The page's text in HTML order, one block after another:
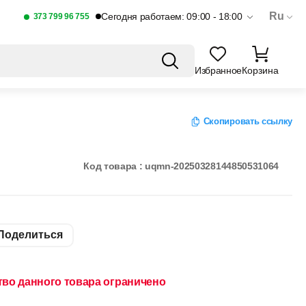
373 799 96 755 Сегодня работаем: 09:00 - 18:00 Ru
ИзбранноеКорзина
Скопировать ссылку
Код товара : uqmn-20250328144850531064
данного товара ограничено